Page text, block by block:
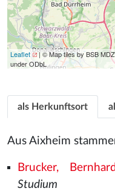
Leaflet
| © Map tiles by BSB
under ODbL
als Herkunftsort
Aus Aixheim
Brucker, Bernhard
Studium